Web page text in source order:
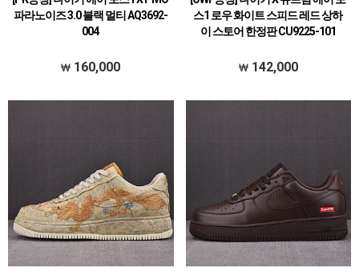
파라노이즈 3.0 블랙 멀티 AQ3692-
004
160,000
스1 로우 화이트 스피드 레드 상하
이 스토어 한정판 CU9225-101
142,000